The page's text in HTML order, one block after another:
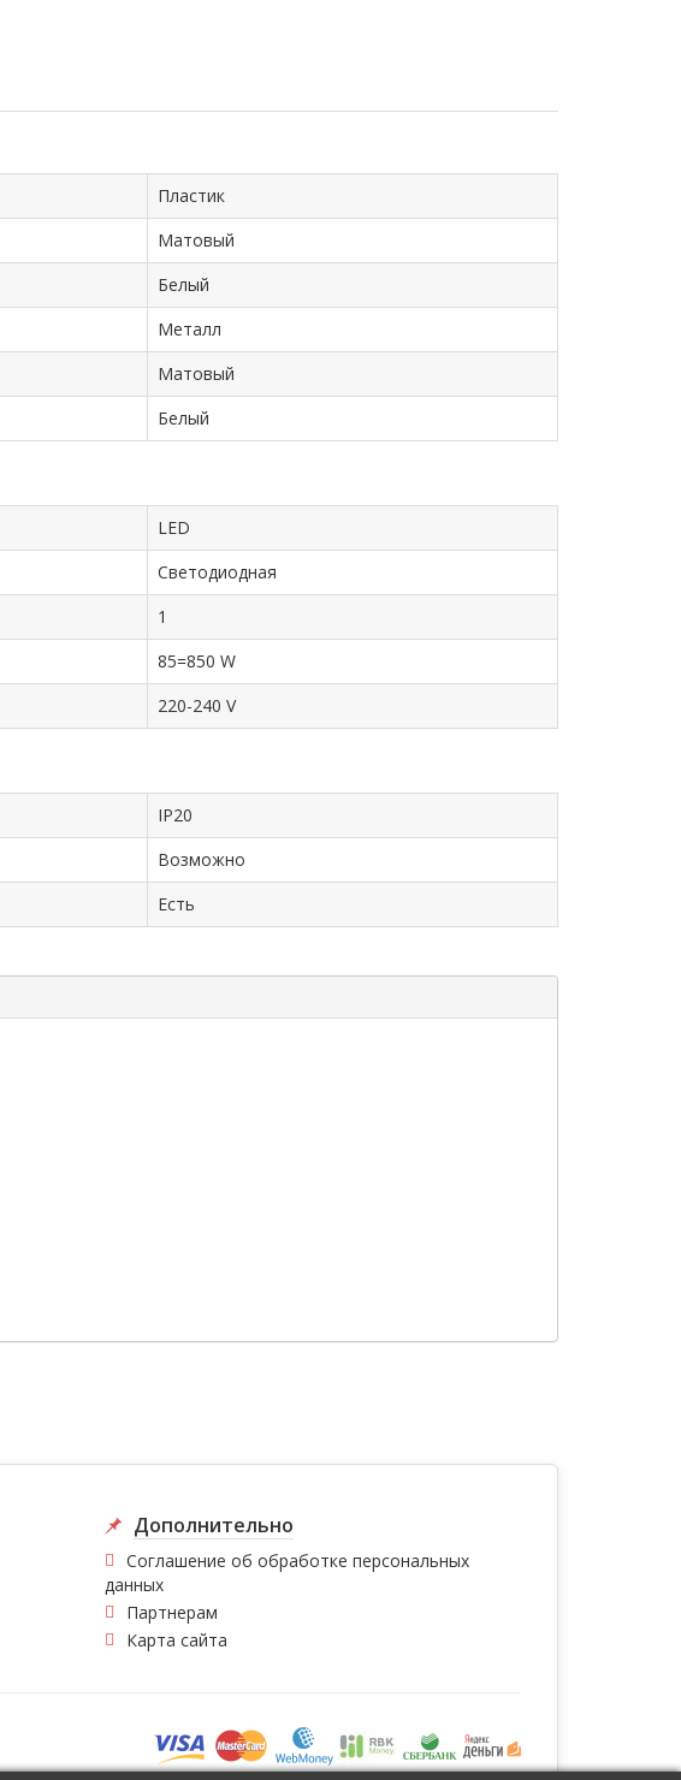
Пластик
Матовый
Белый
Металл
Матовый
Белый
LED
Светодиодная
1
85=850 W
220-240 V
IP20
Возможно
Есть
Дополнительно
Соглашение об обработке персональных
данных
Партнерам
Карта сайта